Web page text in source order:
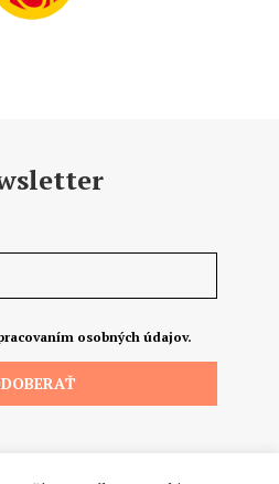
osobných údajov.